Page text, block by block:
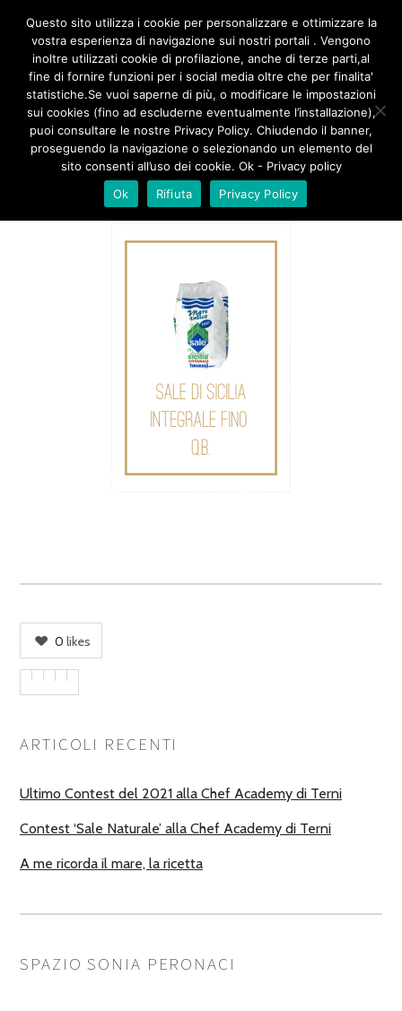
SALE INTEGRALE FINO
0 likes
ARTICOLI RECENTI
Ultimo Contest del 2021 alla Chef Academy di Terni
Contest ‘Sale Naturale’ alla Chef Academy di Terni
A me ricorda il mare, la ricetta
SPAZIO SONIA PERONACI
Questo sito utilizza i cookie per personalizzare e ottimizzare la
vostra esperienza di navigazione sui nostri portali . Vengono
inoltre utilizzati cookie di profilazione, anche di terze parti,al
fine di fornire funzioni per i social media oltre che per finalita'
statistiche.Se vuoi saperne di più, o modificare le impostazioni
sui cookies (fino ad escluderne eventualmente l’installazione),
puoi consultare le nostre Privacy Policy. Chiudendo il banner,
proseguendo la navigazione o selezionando un elemento del
sito consenti all’uso dei cookie. Ok - Privacy policy
Ok
Rifiuta Privacy Policy